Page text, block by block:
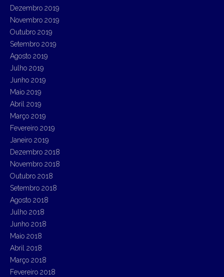
Dezembro 2019
Novembro 2019
Outubro 2019
Setembro 2019
Agosto 2019
Julho 2019
Junho 2019
Maio 2019
Abril 2019
Março 2019
Fevereiro 2019
Janeiro 2019
Dezembro 2018
Novembro 2018
Outubro 2018
Setembro 2018
Agosto 2018
Julho 2018
Junho 2018
Maio 2018
Abril 2018
Março 2018
Fevereiro 2018